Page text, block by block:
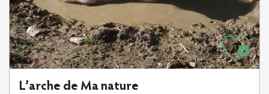
L’arche de Ma nature